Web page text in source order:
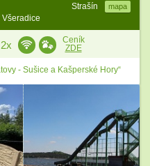
Strašín mapa
2x
Ceník
ZDE
- Sušice a Kašperské Hory“